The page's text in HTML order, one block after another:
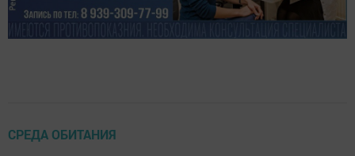
СРЕДА ОБИТАНИЯ